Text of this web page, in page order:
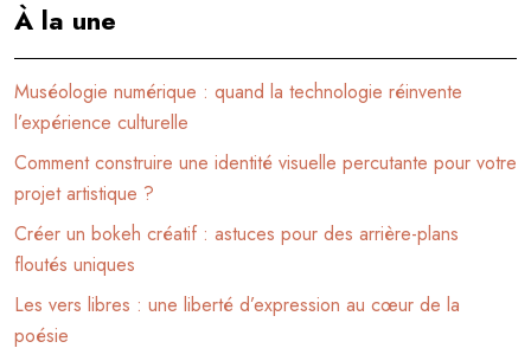
À la une
Muséologie numérique : quand la technologie réinvente
l’expérience culturelle
Comment construire une identité visuelle percutante pour votre
projet artistique ?
Créer un bokeh créatif : astuces pour des arrière-plans
floutés uniques
Les vers libres : une liberté d’expression au cœur de la
poésie